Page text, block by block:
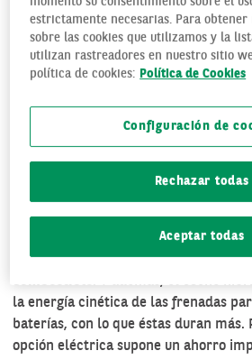
híbrido. Su capacidad para combinar
otro de combustión le hace ser más
opciones. Aunque
no todo sean
PROS DEL COCHE HÍBRIDO
para apostar por un coche híbrido.
más rotundo como cambio de
tradicionales vehículos de
eléctrico, el coche híbrido no genera
Recargar la batería es más barato
combustible . Y además, el coche
la energía cinética de las frenadas
baterías, con lo que éstas duran más.
opción eléctrica supone un ahorro
estrictamente necesarias. Para obtener
sobre las cookies que utilizamos y la
utilizan rastreadores en nuestro sitio
política de cookies:
Política de Cookies
Configuración de
Rechazar todas
Aceptar todas